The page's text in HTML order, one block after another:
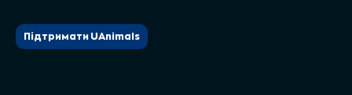
Підтримати UAnimals